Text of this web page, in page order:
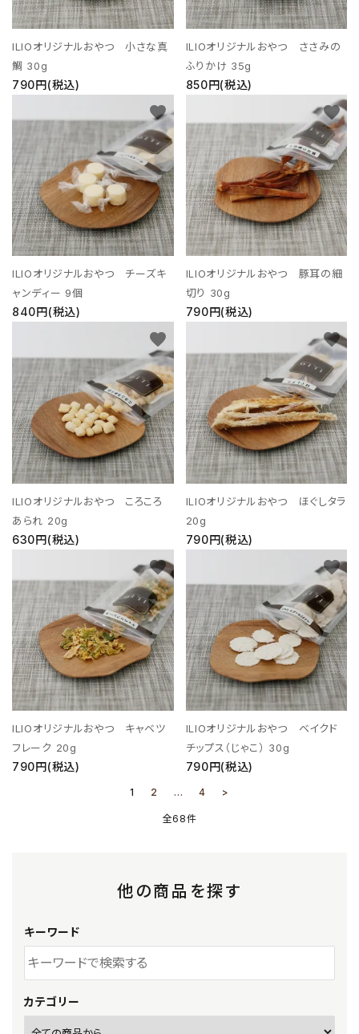
ILIOオリジナルおやつ 小さな真
鯛 30g
790円(税込)
ILIOオリジナルおやつ ささみの
ふりかけ 35g
850円(税込)
ILIOオリジナルおやつ チーズキ
ャンディー 9個
840円(税込)
favorite
ILIOオリジナルおやつ 豚耳の細
切り 30g
790円(税込)
favorite
ILIOオリジナルおやつ ころころ
あられ 20g
630円(税込)
favorite
ILIOオリジナルおやつ ほぐしタラ
20g
790円(税込)
favorite
ILIOオリジナルおやつ キャベツ
フレーク 20g
790円(税込)
favorite
ILIOオリジナルおやつ ベイクド
チップス（じゃこ） 30g
790円(税込)
favorite
1 2 … 4 >
全68件
他の商品を探す
キーワード
カテゴリー